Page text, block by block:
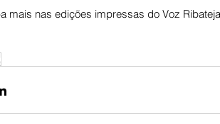
mais nas edições impressas do Voz